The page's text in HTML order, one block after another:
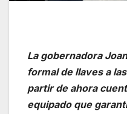
La gobernadora
formal de llaves a
partir de ahora
equipado que